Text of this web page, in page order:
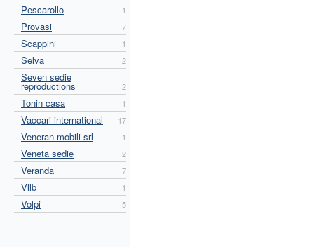
Pescarollo 1
Provasi 7
Scappini 1
Selva 2
Seven sedie
reproductions 2
Tonin casa 1
Vaccari international 17
Veneran mobili srl 1
Veneta sedie 2
Veranda 7
Vllb 1
Volpi 5